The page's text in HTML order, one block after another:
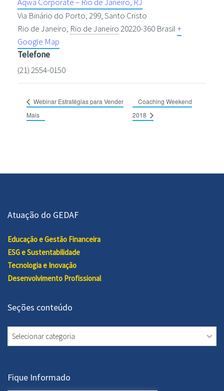
Via Binário do Porto, 299, Santo Cristo
Rio de Janeiro, Rio de Janeiro20220-360 Brasil +
Google Map
Telefone
(21) 2554-0150
Webinar Estratégias para Vender
Mais
Coaching Weekend
2018
Atuação do GEDAF
Educação e Gestão Financeira
ESG e Sustentabilidade
Tecnologia e Inovação
Desenvolvimento Profissional
Seções conteúdo
Seções
conteúdo
Fique Informado